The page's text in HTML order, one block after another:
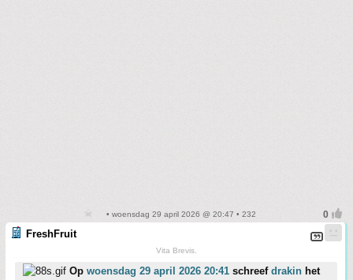
• woensdag 29 april 2026 @ 20:47 • 232
FreshFruit
Vita Brevis.
Op woensdag 29 april 2026 20:41 schreef drakin het